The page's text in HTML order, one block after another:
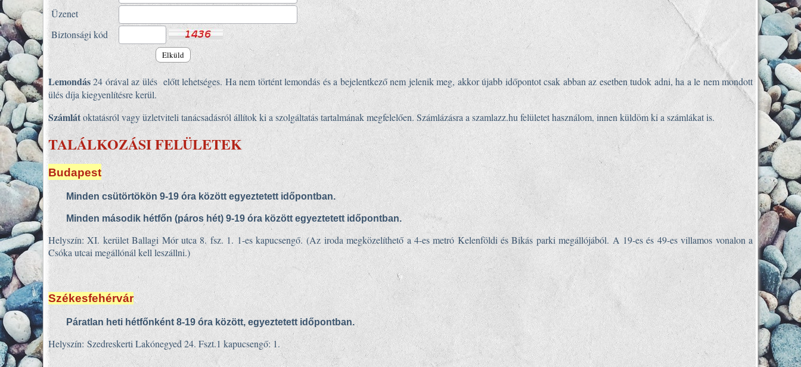
Üzenet
Biztonsági kód
Lemondás24 órával az ülés előtt lehetséges. Ha nem történt lemondás és a bejelentkező nem jelenik meg, akkor újabb időpontot csak abban az esetben tudok adni, ha a le nem mondott
ülés díja kiegyenlítésre kerül.
Számlátoktatásról vagy üzletviteli tanácsadásról állítok ki a szolgáltatás tartalmának megfelelően. Számlázásra a szamlazz.hu felületet használom, innen küldöm ki a számlákat is.
TALÁLKOZÁSI FELÜLETEK
Budapest
Minden csütörtökön 9-19 óra között egyeztetett időpontban.
Minden második hétfőn (páros hét) 9-19 óra között egyeztetett időpontban.
Helyszín: XI. kerület Ballagi Mór utca 8. fsz. 1. 1-es kapucsengő.(Az iroda megközelíthető a 4-es metró Kelenföldi és Bikás parki megállójából. A 19-es és 49-es villamos vonalon a
Csóka utcai megállónál kell leszállni.)
Székesfehérvár
Páratlan heti hétfőnként 8-19 óra között, egyeztetett időpontban.
Helyszín: Szedreskerti Lakónegyed 24. Fszt.1 kapucsengő: 1.